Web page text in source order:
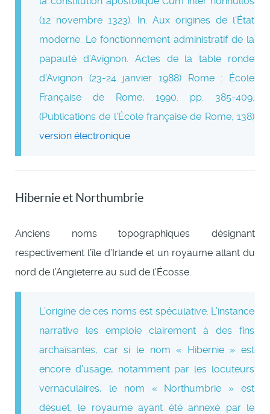
(12 novembre 1323). In: Aux origines de l’État
moderne. Le fonctionnement administratif de la
papauté d’Avignon. Actes de la table ronde
d’Avignon (23-24 janvier 1988) Rome : École
Française de Rome, 1990. pp. 385-409.
(Publications de l’École française de Rome, 138)
version électronique
Hibernie et Northumbrie
Anciens noms topographiques désignant
respectivement l’île d’Irlande et un royaume allant du
nord de l’Angleterre au sud de l’Écosse.
L’origine de ces noms est spéculative. L’instance
narrative les emploie clairement à des fins
archaïsantes, car si le nom « Hibernie » est
encore d’usage, notamment par les locuteurs
vernaculaires, le nom « Northumbrie » est
désuet, le royaume ayant été annexé par le